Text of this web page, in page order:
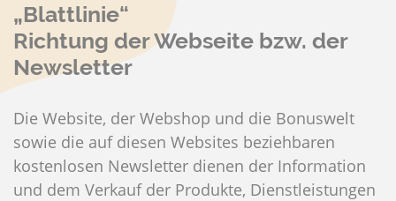
„Blattlinie“
Richtung der Webseite bzw. der
Newsletter
Die Website, der Webshop und die Bonuswelt
sowie die auf diesen Websites beziehbaren
kostenlosen Newsletter dienen der Information
und dem Verkauf der Produkte, Dienstleistungen